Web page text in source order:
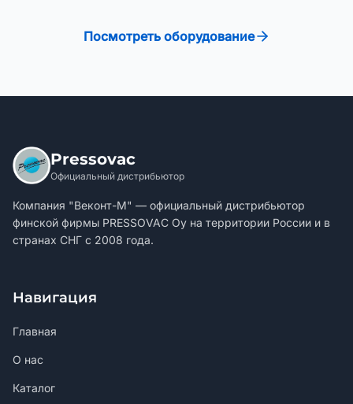
Посмотреть оборудование
Pressovac
Официальный дистрибьютор
Компания "Веконт-М" — официальный дистрибьютор
финской фирмы PRESSOVAC Oy на территории России и в
странах СНГ с 2008 года.
Навигация
Главная
О нас
Каталог